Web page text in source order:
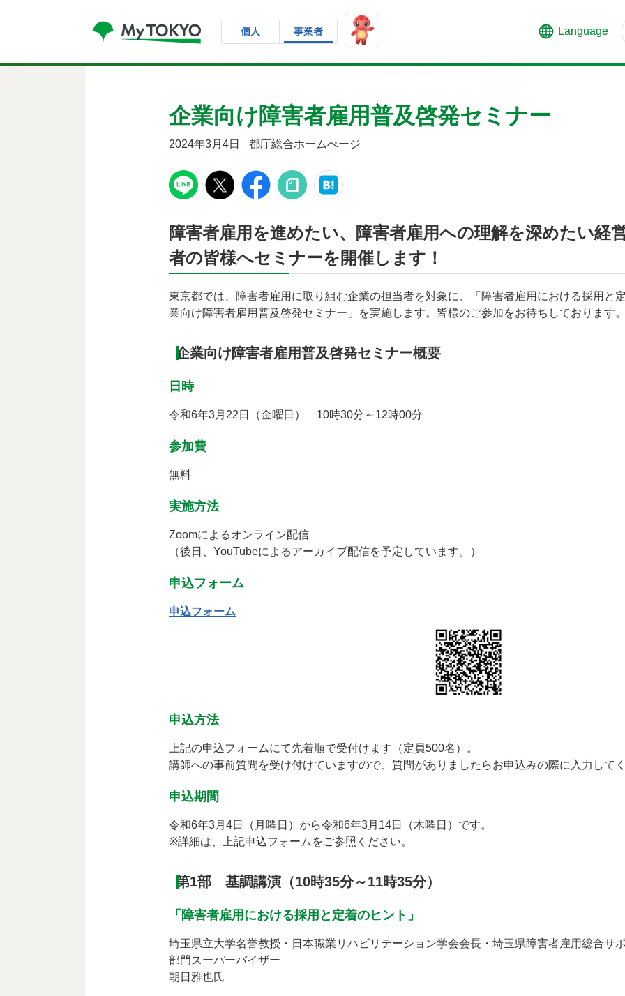
個人 事業者 Language
企業向け障害者雇用普及啓発セミナー
2024年3月4日 都庁総合ホームぺージ
障害者雇用を進めたい、障害者雇用への理解を深めたい経
者の皆様へセミナーを開催します！
東京都では、障害者雇用に取り組む企業の担当者を対象に、「障害者雇用における採用と
業向け障害者雇用普及啓発セミナー」を実施します。皆様のご参加をお待ちしております
企業向け障害者雇用普及啓発セミナー概要
日時
令和6年3月22日（金曜日） 10時30分～12時00分
参加費
無料
実施方法
Zoomによるオンライン配信
（後日、YouTubeによるアーカイブ配信を予定しています。）
申込フォーム
申込フォーム
申込方法
上記の申込フォームにて先着順で受付けます（定員500名）。
講師への事前質問を受け付けていますので、質問がありましたらお申込みの際に入力して
申込期間
令和6年3月4日（月曜日）から令和6年3月14日（木曜日）です。
※詳細は、上記申込フォームをご参照ください。
第1部 基調講演（10時35分～11時35分）
「障害者雇用における採用と定着のヒント」
埼玉県立大学名誉教授・日本職業リハビリテーション学会会長・埼玉県障害者雇用総合サ
部門スーパーバイザー
朝日雅也氏